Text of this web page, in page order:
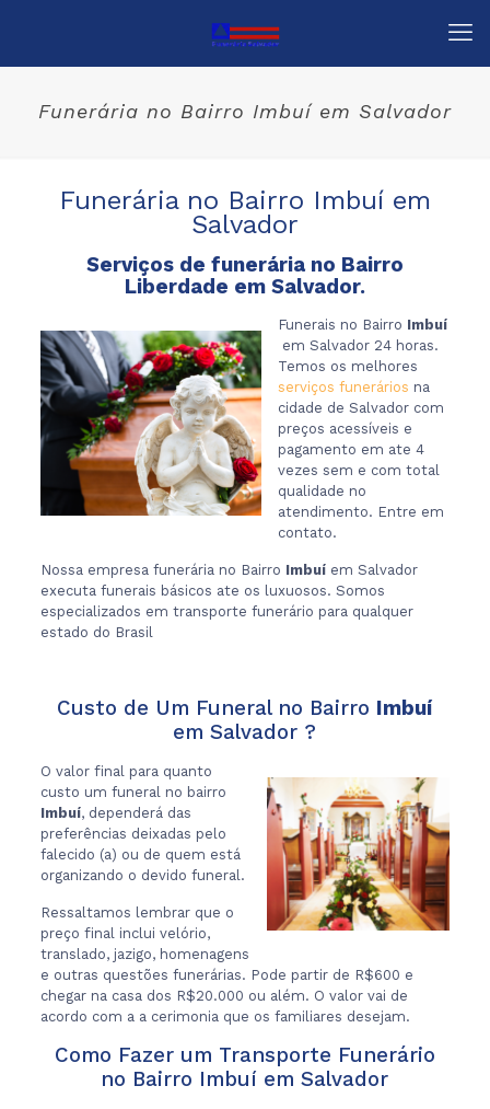
Funerária no Bairro Imbuí em Salvador
Funerária no Bairro Imbuí em
Salvador
Serviços de funerária no Bairro
Liberdade em Salvador.
Funerais no Bairro Imbuí
em Salvador 24 horas.
Temos os melhores
serviços funerários na
cidade de Salvador com
preços acessíveis e
pagamento em ate 4
vezes sem e com total
qualidade no
atendimento. Entre em
contato.
Nossa empresa funerária no Bairro Imbuíem Salvador
executa funerais básicos ate os luxuosos. Somos
especializados em transporte funerário para qualquer
estado do Brasil
Custo de Um Funeral no Bairro Imbuí
em Salvador ?
O valor final para quanto
custo um funeral no bairro
Imbuí, dependerá das
preferências deixadas pelo
falecido (a) ou de quem está
organizando o devido funeral.
Ressaltamos lembrar que o
preço final inclui velório,
translado, jazigo, homenagens
e outras questões funerárias. Pode partir de R$600 e
chegar na casa dos R$20.000 ou além. O valor vai de
acordo com a a cerimonia que os familiares desejam.
Como Fazer um Transporte Funerário
no Bairro Imbuí em Salvador